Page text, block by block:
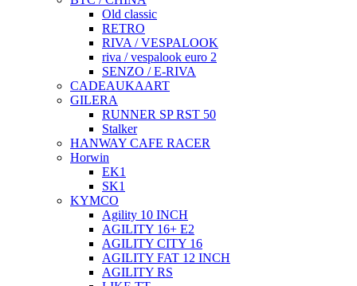
Old classic
RETRO
RIVA / VESPALOOK
riva / vespalook euro 2
SENZO / E-RIVA
CADEAUKAART
GILERA
RUNNER SP RST 50
Stalker
HANWAY CAFE RACER
Horwin
EK1
SK1
KYMCO
Agility 10 INCH
AGILITY 16+ E2
AGILITY CITY 16
AGILITY FAT 12 INCH
AGILITY RS